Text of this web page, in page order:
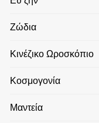
Ζώδια
Κινέζικο Ωροσκόπιο
Κοσμογονία
Μαντεία